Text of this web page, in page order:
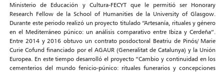
Ministerio de Educación y Cultura-FECYT que le permitió ser Honorary
Research Fellow de la School of Humanities de la University of Glasgow.
Durante este periodo realizó un proyecto titulado “Artesanía, rituales y género
en el Mediterráneo púnico: un análisis comparativo entre Ibiza y Cerdeña”.
Entre 2014 y 2016 obtuvo un contrato posdoctoral Beatriu de Pinós/ Marie
Curie Cofund financiado por el AGAUR (Generalitat de Catalunya) y la Unión
Europea. En este tiempo desarrolló el proyecto “Cambio y continuidad en los
cementerios del mundo fenicio-púnico: rituales funerarios y concepciones